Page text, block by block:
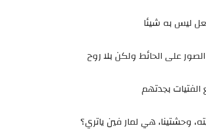
ليس به شيئا
على الحائط ولكن بلا روح
بجدتهم
وحشتينا، هي لمار فين ياتري؟